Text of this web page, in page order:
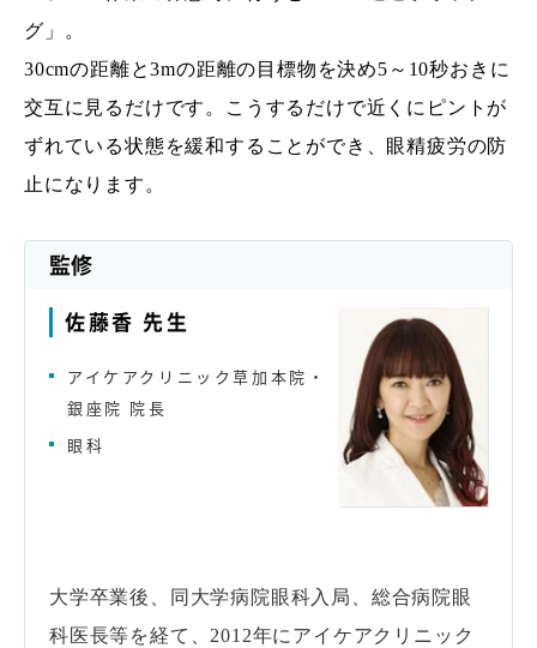
グ」。
30cmの距離と3mの距離の目標物を決め5～10秒おきに
交互に見るだけです。こうするだけで近くにピントが
ずれている状態を緩和することができ、眼精疲労の防
止になります。
監修
佐藤香 先生
アイケアクリニック草加本院・
銀座院 院長
眼科
大学卒業後、同大学病院眼科入局、総合病院眼
科医長等を経て、2012年にアイケアクリニック